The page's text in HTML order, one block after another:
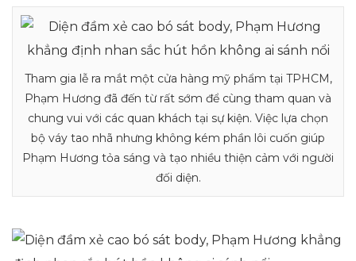
Tham gia lễ ra mắt một cửa hàng mỹ phẩm tại TPHCM,
Phạm Hương đã đến từ rất sớm để cùng tham quan và
chung vui với các quan khách tại sự kiện. Việc lựa chọn
bộ váy tao nhã nhưng không kém phần lôi cuốn giúp
Phạm Hương tỏa sáng và tạo nhiều thiện cảm với người
đối diện.